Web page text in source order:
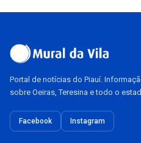
Portal de notícias do Piauí.
sobre Oeiras, Teresina e todo o
Facebook Instagram